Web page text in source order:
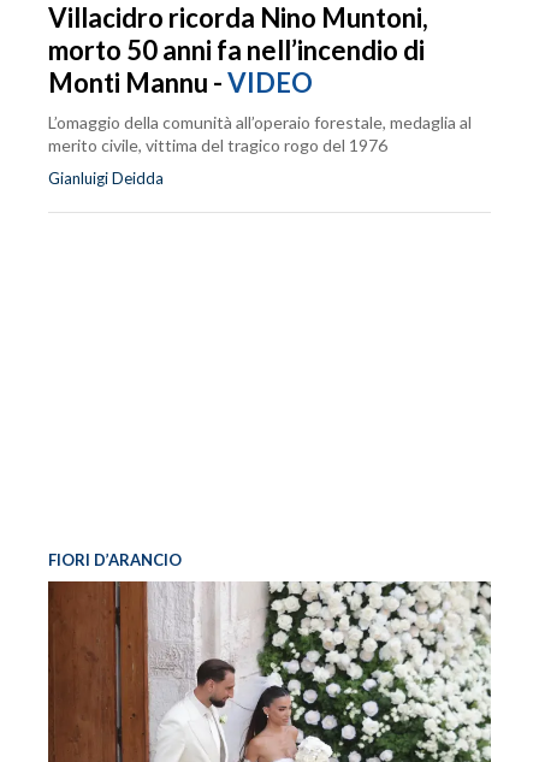
Villacidro ricorda Nino Muntoni,
morto 50 anni fa nell’incendio di
Monti Mannu -VIDEO
L’omaggio della comunità all’operaio forestale, medaglia al
merito civile, vittima del tragico rogo del 1976
Gianluigi Deidda
FIORI D’ARANCIO